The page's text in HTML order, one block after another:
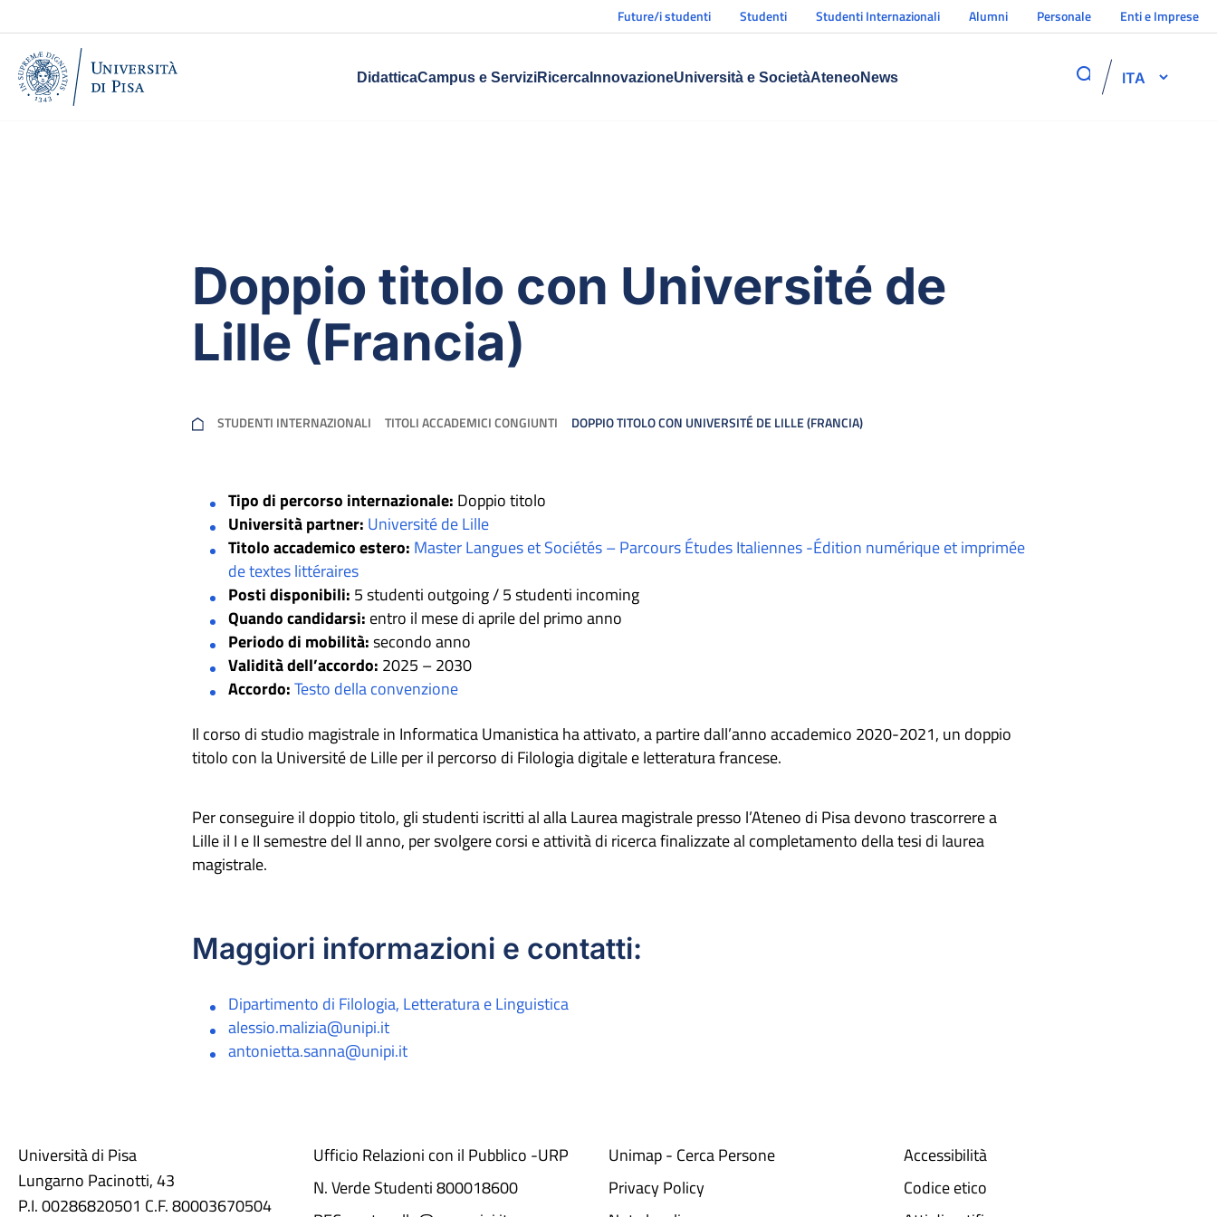
Future/i studenti Studenti Studenti Internazionali Alumni Personale Enti e Imprese
DidatticaCampus e ServiziRicercaInnovazioneUniversità e SocietàAteneoNews ITA
Doppio titolo con Université de
Lille (Francia)
STUDENTI INTERNAZIONALI TITOLI ACCADEMICI CONGIUNTI DOPPIO TITOLO CON UNIVERSITÉ DE LILLE (FRANCIA)
Tipo di percorso internazionale: Doppio titolo
Università partner: Université de Lille
Titolo accademico estero: Master Langues et Sociétés – Parcours Études Italiennes -Édition numérique et imprimée
de textes littéraires
Posti disponibili: 5 studenti outgoing / 5 studenti incoming
Quando candidarsi: entro il mese di aprile del primo anno
Periodo di mobilità:secondo anno
Validità dell’accordo: 2025 – 2030
Accordo:Testo della convenzione
Il corso di studio magistrale in Informatica Umanistica ha attivato, a partire dall’anno accademico 2020-2021, un doppio
titolo con la Université de Lille per il percorso di Filologia digitale e letteratura francese.
Per conseguire il doppio titolo, gli studenti iscritti al alla Laurea magistrale presso l’Ateneo di Pisa devono trascorrere a
Lille il I e II semestre del II anno, per svolgere corsi e attività di ricerca finalizzate al completamento della tesi di laurea
magistrale.
Maggiori informazioni e contatti:
Dipartimento di Filologia, Letteratura e Linguistica
alessio.malizia@unipi.it
antonietta.sanna@unipi.it
Università di Pisa
Lungarno Pacinotti, 43
P.I. 00286820501 C.F. 80003670504
Ufficio Relazioni con il Pubblico -URP
N. Verde Studenti 800018600​
Unimap - Cerca Persone
Privacy Policy
Accessibilità
Codice etico